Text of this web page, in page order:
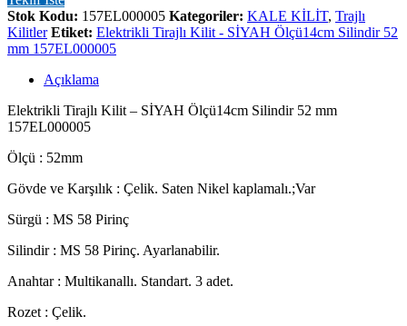
Stok Kodu: 157EL000005 Kategoriler: KALE KİLİT, Trajlı
Kilitler Etiket: Elektrikli Tirajlı Kilit - SİYAH Ölçü14cm Silindir 52
mm 157EL000005
Açıklama
Elektrikli Tirajlı Kilit – SİYAH Ölçü14cm Silindir 52 mm
157EL000005
Ölçü : 52mm
Gövde ve Karşılık : Çelik. Saten Nikel kaplamalı.;Var
Sürgü : MS 58 Pirinç
Silindir : MS 58 Pirinç. Ayarlanabilir.
Anahtar : Multikanallı. Standart. 3 adet.
Rozet : Çelik.